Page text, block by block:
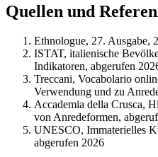
Quellen und
Ethnologue, 27. Ausgabe,
ISTAT, italienische
Indikatoren, abgerufen
Treccani, Vocabolario
Verwendung und zu
Accademia della Crusca,
von Anredeformen,
UNESCO, Immaterielles
abgerufen 2026